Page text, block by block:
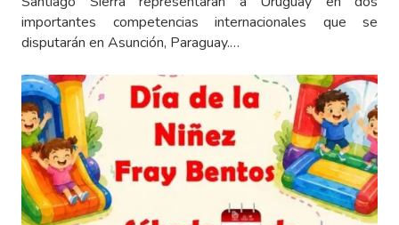
importantes competencias internacionales que se
disputarán en Asunción, Paraguay.…